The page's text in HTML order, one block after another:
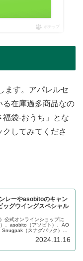
ポチップ
ます。アパレルセ
る在庫過多商品なの
袋-おうち」とな
してみてくださ
レーやasobitoのキャン
ッグウイングスペシャル
公式オンラインショップに
、asobito（アソビト）、AO
（スナグパック）な
ビューします。2024.11.16